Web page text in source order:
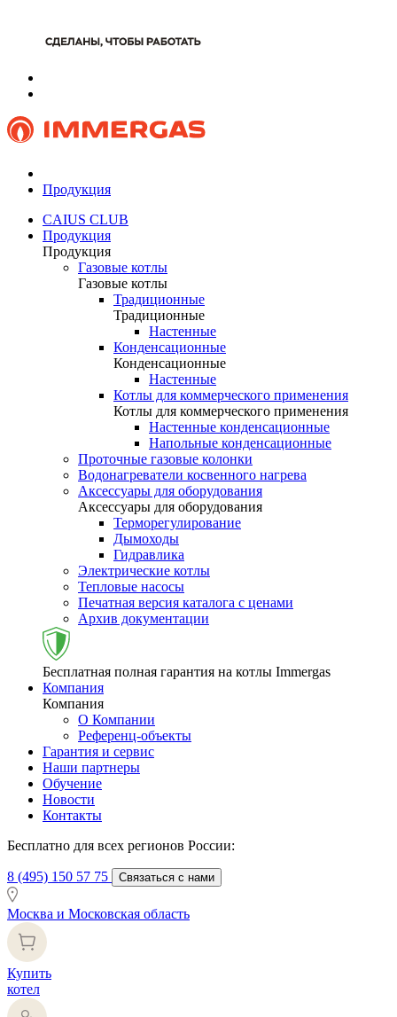
Продукция
CAIUS CLUB
Продукция
Продукция
Газовые котлы
Газовые котлы
Традиционные
Традиционные
Настенные
Конденсационные
Конденсационные
Настенные
Котлы для коммерческого применения
Котлы для коммерческого применения
Настенные конденсационные
Напольные конденсационные
Проточные газовые колонки
Водонагреватели косвенного нагрева
Аксессуары для оборудования
Аксессуары для оборудования
Терморегулирование
Дымоходы
Гидравлика
Электрические котлы
Тепловые насосы
Печатная версия каталога с ценами
Архив документации
Бесплатная полная гарантия на котлы Immergas
Компания
Компания
О Компании
Референц-объекты
Гарантия и сервис
Наши партнеры
Обучение
Новости
Контакты
Бесплатно для всех регионов России:
8 (495) 150 57 75 Связаться с нами
Москва и Московская область
Купить
котел